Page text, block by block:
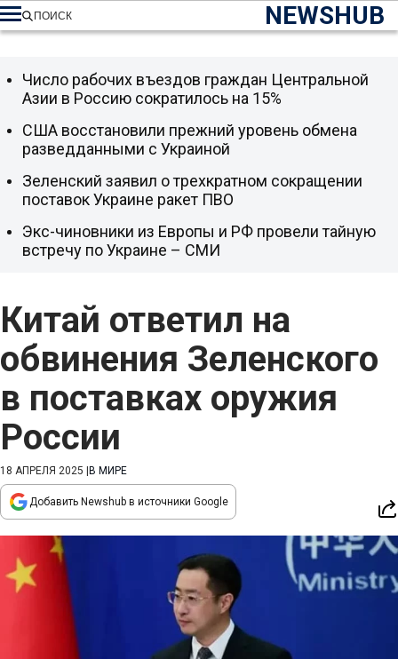
NEWSHUB
ПОИСК
Китай ответил на
обвинения Зеленского
в поставках оружия
России
18 АПРЕЛЯ 2025 В МИРЕ
Добавить Newshub в источники Google
Число рабочих въездов граждан Центральной
Азии в Россию сократилось на 15%
США восстановили прежний уровень обмена
разведданными с Украиной
Зеленский заявил о трехкратном сокращении
поставок Украине ракет ПВО
Экс-чиновники из Европы и РФ провели тайную
встречу по Украине – СМИ